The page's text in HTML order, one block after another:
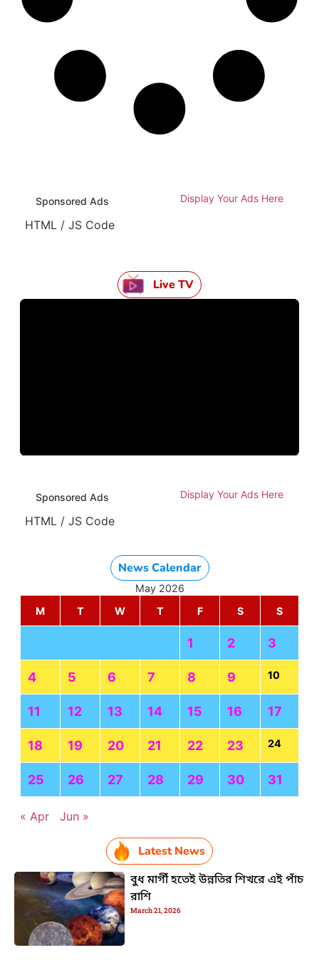
Sponsored Ads Display Your Ads Here
HTML / JS Code
Live TV
Sponsored Ads Display Your Ads Here
HTML / JS Code
News Calendar
May 2026
M
T W T F S S
1 2 3
4 5 6 7 8 9 10
11 12 13 14 15 16 17
18 19 20 21 22 23 24
25 26 27 28 29 30 31
« Apr Jun »
Latest News
বুধ মার্গী হতেই উন্নতির শিখরে এই পাঁচ
রাশি
March 21, 2026